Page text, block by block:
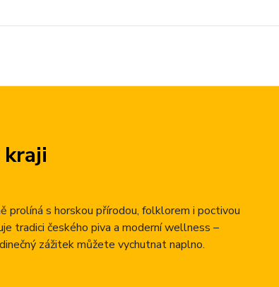
prolíná s horskou přírodou, folklorem i poctivou
tradici českého piva a moderní wellness –
zážitek můžete vychutnat naplno.